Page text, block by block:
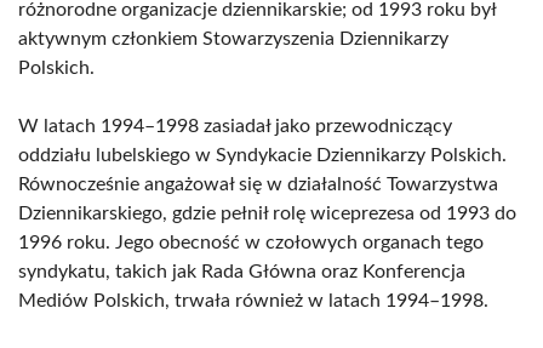
różnorodne organizacje dziennikarskie; od 1993 roku był
aktywnym członkiem Stowarzyszenia Dziennikarzy
Polskich.
W latach 1994–1998 zasiadał jako przewodniczący
oddziału lubelskiego w Syndykacie Dziennikarzy Polskich.
Równocześnie angażował się w działalność Towarzystwa
Dziennikarskiego, gdzie pełnił rolę wiceprezesa od 1993 do
1996 roku. Jego obecność w czołowych organach tego
syndykatu, takich jak Rada Główna oraz Konferencja
Mediów Polskich, trwała również w latach 1994–1998.